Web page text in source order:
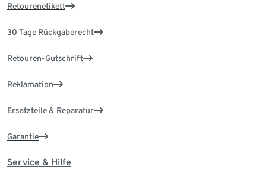
Retourenetikett
30 Tage Rückgaberecht
Retouren-Gutschrift
Reklamation
Ersatzteile & Reparatur
Garantie
Service & Hilfe